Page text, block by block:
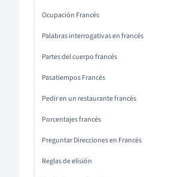
Ocupación Francés
Palabras interrogativas en francés
Partes del cuerpo francés
Pasatiempos Francés
Pedir en un restaurante francés
Porcentajes francés
Preguntar Direcciones en Francés
Reglas de elisión